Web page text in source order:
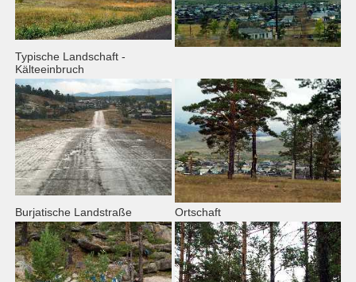
Typische Landschaft -
Kälteeinbruch
Burjatische Landstraße Ortschaft